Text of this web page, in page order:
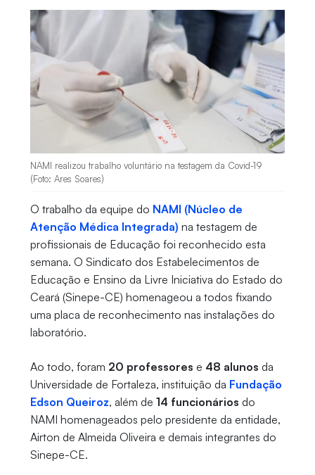
NAMI realizou trabalho voluntário na testagem da Covid-19
(Foto: Ares Soares)
O trabalho da equipe do NAMI (Núcleo de
Atenção Médica Integrada) na testagem de
profissionais de Educação foi reconhecido esta
semana. O Sindicato dos Estabelecimentos de
Educação e Ensino da Livre Iniciativa do Estado do
Ceará (Sinepe-CE) homenageou a todos fixando
uma placa de reconhecimento nas instalações do
laboratório.
Ao todo, foram 20 professores e 48 alunos da
Universidade de Fortaleza, instituição da Fundação
Edson Queiroz, além de 14 funcionários do
NAMI homenageados pelo presidente da entidade,
Airton de Almeida Oliveira e demais integrantes do
Sinepe-CE.